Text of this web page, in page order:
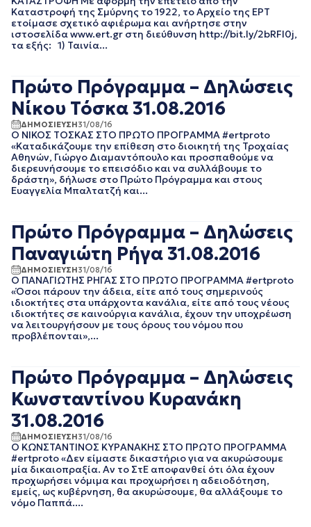
EΡΤNEWS
ΑΘΛΗΤΙΚΑ
ΓΕΝΙΚΗ
ΚΙΝΗΜΑΤΟΓΡΑΦΙΚΕΣ
ΤΑΙΝΙΕΣ
ΠΟΛΙΤΙΚΗ
ΠΟΛΙΤΙΣΜΟΣ
ΤΗΛΕΟΡΑΣΗ
ΜΑΙΟΣ 2025
ΑΠΡΙΛΙΟΣ 2025
ΜΑΡΤΙΟΣ 2025
ΔΕΚΕΜΒΡΙΟΣ 2024
ΝΟΕΜΒΡΙΟΣ 2024
ΟΚΤΩΒΡΙΟΣ 2024
ΑΥΓΟΥΣΤΟΣ 2024
ΙΟΥΛΙΟΣ 2024
ΙΟΥΝΙΟΣ 2024
ΜΑΙΟΣ 2024
ΦΕΒΡΟΥΑΡΙΟΣ 2024
ΙΑΝΟΥΑΡΙΟΣ 2024
ΔΕΚΕΜΒΡΙΟΣ 2023
ΟΚΤΩΒΡΙΟΣ 2023
ΣΕΠΤΕΜΒΡΙΟΣ 2023
ΑΥΓΟΥΣΤΟΣ 2023
ΙΟΥΛΙΟΣ 2023
ΑΠΡΙΛΙΟΣ 2023
ΜΑΡΤΙΟΣ 2023
ΦΕΒΡΟΥΑΡΙΟΣ 2023
ΝΟΕΜΒΡΙΟΣ 2022
ΟΚΤΩΒΡΙΟΣ 2022
ΣΕΠΤΕΜΒΡΙΟΣ 2022
ΑΥΓΟΥΣΤΟΣ 2022
Καταστροφή της Σμύρνης το 1922, το Αρχείο της ΕΡΤ
ετοίμασε σχετικό αφιέρωμα και ανήρτησε στην
ιστοσελίδα www.ert.gr στη διεύθυνση http://bit.ly/2bRFl0j,
τα εξής: 1) Ταινία...
Πρώτο Πρόγραμμα – Δηλώσεις
Νίκου Τόσκα 31.08.2016
ΔΗΜΟΣΙΕΥΣΗ31/08/16
Ο ΝΙΚΟΣ ΤΟΣΚΑΣ ΣΤΟ ΠΡΩΤO ΠΡΟΓΡΑΜΜΑ #ertproto
«Καταδικάζουμε την επίθεση στο διοικητή της Τροχαίας
Αθηνών, Γιώργο Διαμαντόπουλο και προσπαθούμε να
διερευνήσουμε το επεισόδιο και να συλλάβουμε το
δράστη», δήλωσε στο Πρώτο Πρόγραμμα και στους
Ευαγγελία Μπαλτατζή και...
Πρώτο Πρόγραμμα – Δηλώσεις
Παναγιώτη Ρήγα 31.08.2016
ΔΗΜΟΣΙΕΥΣΗ31/08/16
Ο ΠΑΝΑΓΙΩΤΗΣ ΡΗΓΑΣ ΣΤΟ ΠΡΩΤO ΠΡΟΓΡΑΜΜΑ #ertproto
«Όσοι πάρουν την άδεια, είτε από τους σημερινούς
ιδιοκτήτες στα υπάρχοντα κανάλια, είτε από τους νέους
ιδιοκτήτες σε καινούργια κανάλια, έχουν την υποχρέωση
να λειτουργήσουν με τους όρους του νόμου που
προβλέπονται»,...
Πρώτο Πρόγραμμα – Δηλώσεις
Κωνσταντίνου Κυρανάκη
31.08.2016
ΔΗΜΟΣΙΕΥΣΗ31/08/16
Ο ΚΩΝΣΤΑΝΤΙΝΟΣ ΚΥΡΑΝΑΚΗΣ ΣΤΟ ΠΡΩΤO ΠΡΟΓΡΑΜΜΑ
#ertproto «Δεν είμαστε δικαστήριο για να ακυρώσουμε
μία δικαιοπραξία. Αν το ΣτΕ αποφανθεί ότι όλα έχουν
προχωρήσει νόμιμα και προχωρήσει η αδειοδότηση,
εμείς, ως κυβέρνηση, θα ακυρώσουμε, θα αλλάξουμε το
νόμο Παππά....